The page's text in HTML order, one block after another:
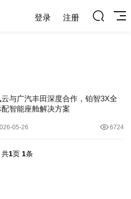
登录 注册
云与广汽丰田深度合作，铂智3X全
配智能座舱解决方案
05-26 6724
共1页 1条